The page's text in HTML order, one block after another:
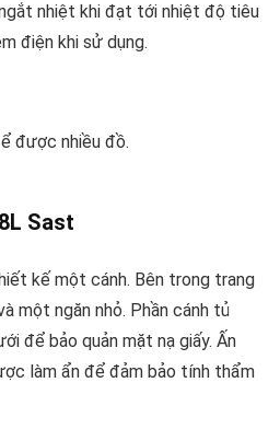
nhiệt khi đạt tới nhiệt độ tiêu
điện khi sử dụng.
được nhiều đồ.
Sast
kế một cánh. Bên trong trang
một ngăn nhỏ. Phần cánh tủ
để bảo quản mặt nạ giấy. Ấn
làm ẩn để đảm bảo tính thẩm